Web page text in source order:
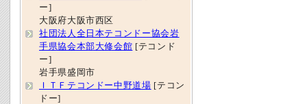
ー]
大阪府大阪市西区
社団法人全日本テコンドー協会岩
手県協会本部大修会館 [テコンド
ー]
岩手県盛岡市
ＩＴＦテコンドー中野道場 [テコン
ドー]